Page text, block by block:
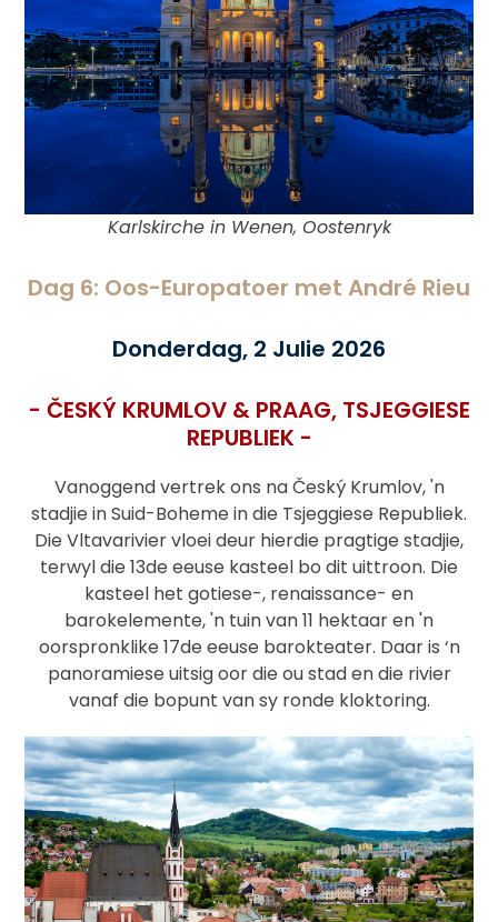
Karlskirche in Wenen, Oostenryk
Dag 6: Oos-Europatoer met André Rieu
Donderdag, 2 Julie 2026
- ČESKÝ KRUMLOV & PRAAG, TSJEGGIESE
REPUBLIEK -
Vanoggend vertrek ons na Český Krumlov, 'n
stadjie in Suid-Boheme in die Tsjeggiese Republiek.
Die Vltavarivier vloei deur hierdie pragtige stadjie,
terwyl die 13de eeuse kasteel bo dit uittroon. Die
kasteel het gotiese-, renaissance- en
barokelemente, 'n tuin van 11 hektaar en 'n
oorspronklike 17de eeuse barokteater. Daar is ‘n
panoramiese uitsig oor die ou stad en die rivier
vanaf die bopunt van sy ronde kloktoring.